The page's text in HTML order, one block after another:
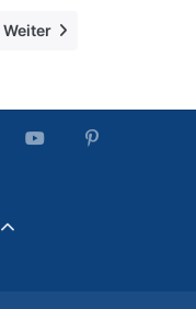
Weiter